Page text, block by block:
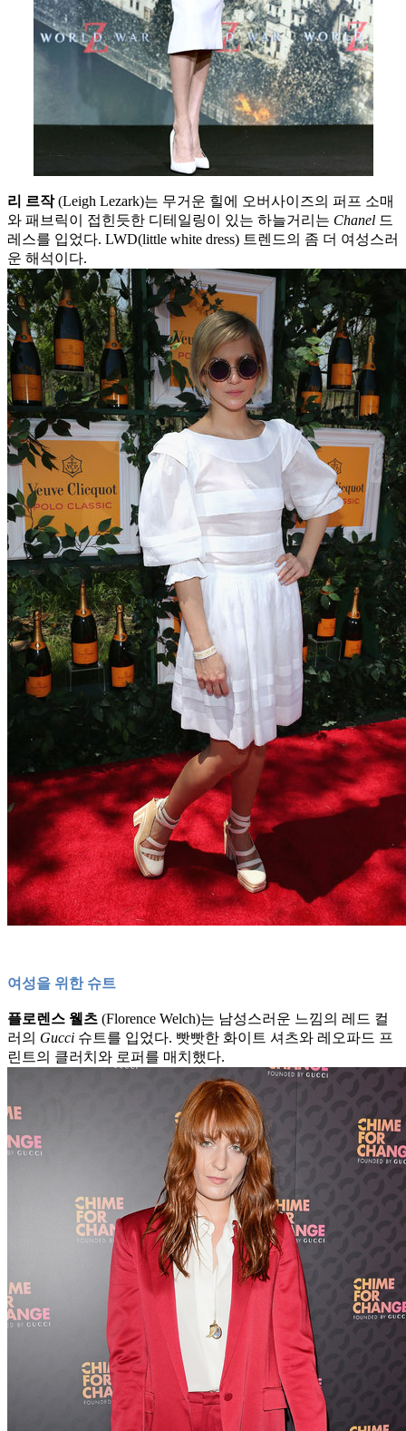
리 르작(Leigh Lezark)는 무거운 힐에 오버사이즈의 퍼프 소매
와 패브릭이 접힌듯한 디테일링이 있는 하늘거리는 Chanel 드
레스를 입었다. LWD(little white dress) 트렌드의 좀 더 여성스러
운 해석이다.
여성을 위한 슈트
플로렌스 웰츠 (Florence Welch)는 남성스러운 느낌의 레드 컬
러의 Gucci 슈트를 입었다. 빳빳한 화이트 셔츠와 레오파드 프
린트의 클러치와 로퍼를 매치했다.